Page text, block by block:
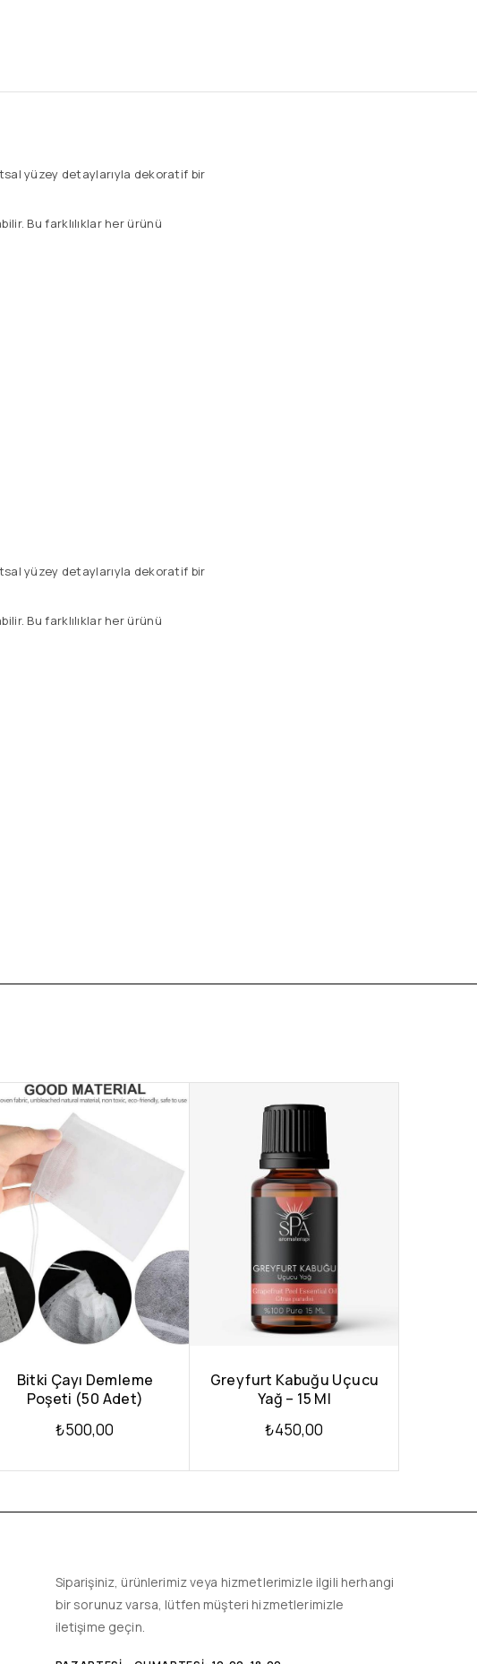
yüzey detaylarıyla dekoratif bir
Bu farklılıklar her ürünü
yüzey detaylarıyla dekoratif bir
Bu farklılıklar her ürünü
Bitki Çayı Demleme
Poşeti (50 Adet)
₺500,00
Greyfurt Kabuğu Uçucu
Yağ – 15 Ml
₺450,00
Siparişiniz, ürünlerimiz veya hizmetlerimizle ilgili herhangi
bir sorunuz varsa, lütfen müşteri hizmetlerimizle
iletişime geçin.